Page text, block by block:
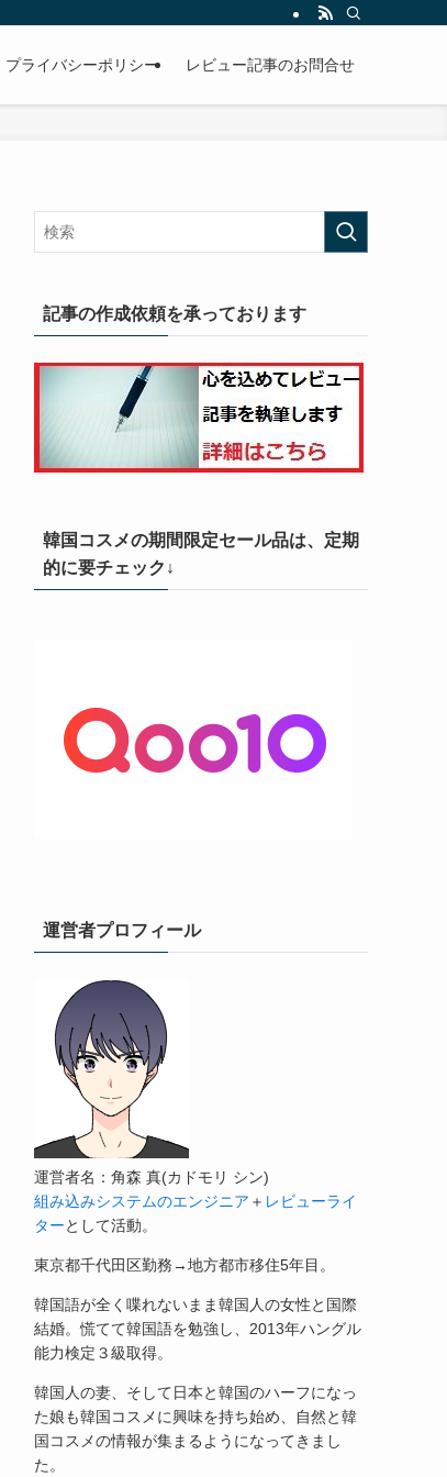
プライバシーポリシー レビュー記事のお問合せ
記事の作成依頼を承っております
韓国コスメの期間限定セール品は、定期
的に要チェック↓
運営者プロフィール
運営者名：角森 真(カドモリ シン)
組み込みシステムのエンジニア ＋ レビューライ
ターとして活動。
東京都千代田区勤務→地方都市移住5年目。
韓国語が全く喋れないまま韓国人の女性と国際
結婚。慌てて韓国語を勉強し、2013年ハングル
能力検定３級取得。
韓国人の妻、そして日本と韓国のハーフになっ
た娘も韓国コスメに興味を持ち始め、自然と韓
国コスメの情報が集まるようになってきまし
た。